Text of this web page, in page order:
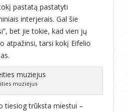
pastatą pastatyti
interjerais. Gal šie
bet jie tokie, kad vien jų
atpažinsi, tarsi kokį Eifelio
muziejus
tiesiog trūksta miestui –